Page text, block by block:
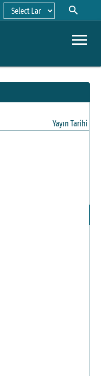
search
menu
Yayın Tarihi